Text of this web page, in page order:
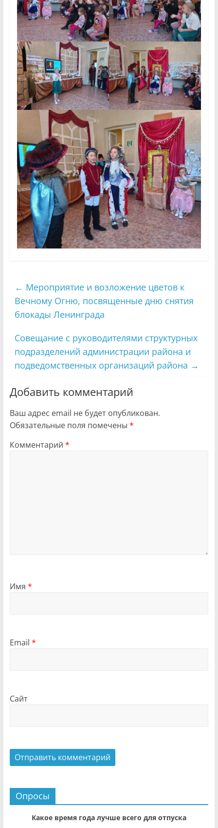
← Мероприятие и возложение цветов к
Вечному Огню, посвященные дню снятия
блокады Ленинграда
Совещание с руководителями структурных
подразделений администрации района и
подведомственных организаций района →
Добавить комментарий
Ваш адрес email не будет опубликован.
Обязательные поля помечены *
Комментарий *
Имя *
Email *
Сайт
Опросы
Какое время года лучше всего для отпуска